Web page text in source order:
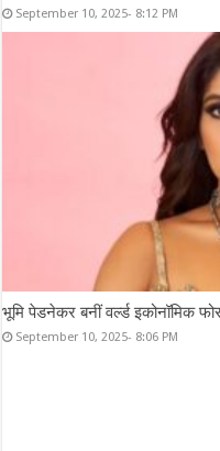
September 10, 2025- 8:12 PM
भूमि पेडनेकर बनीं वर्ल्ड इकोनॉमिक
September 10, 2025- 8:06 PM